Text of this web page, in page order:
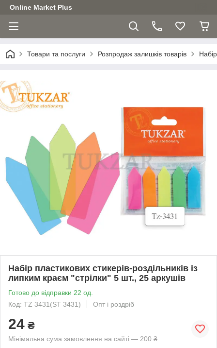
Online Market Plus
Товари та послуги Розпродаж залишків товарів
Набір пластикових стикерів-роздільників із
липким краєм "стрілки" 5 шт., 25 аркушів
Готово до відправки 22 од.
Код: TZ 3431(ST 3431)
Опт і роздріб
24 ₴
Мінімальна сума замовлення на сайті — 200 ₴